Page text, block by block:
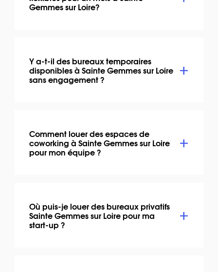
Gemmes sur Loire?
Y a-t-il des bureaux temporaires
disponibles à Sainte Gemmes sur Loire
sans engagement ?
Comment louer des espaces de
coworking à Sainte Gemmes sur Loire
pour mon équipe ?
Où puis-je louer des bureaux privatifs
Sainte Gemmes sur Loire pour ma
start-up ?